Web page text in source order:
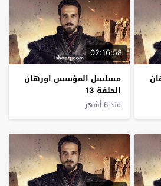
02:16:58
مسلسل المؤسس اورهان
الحلقة 13
منذ 6 أشهر